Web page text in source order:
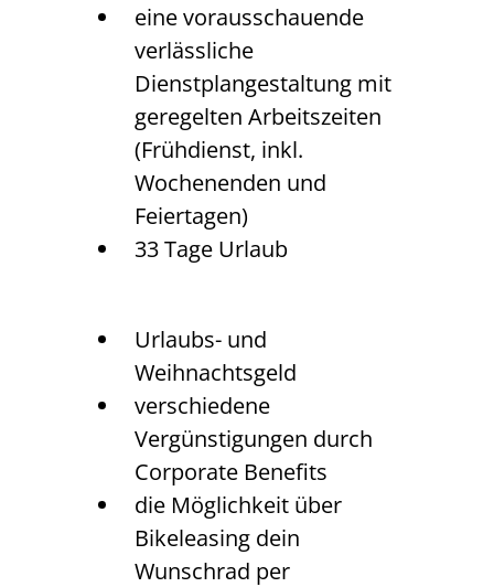
eine vorausschauende
verlässliche
Dienstplangestaltung mit
geregelten Arbeitszeiten
(Frühdienst, inkl.
Wochenenden und
Feiertagen)
33 Tage Urlaub
Urlaubs- und
Weihnachtsgeld
verschiedene
Vergünstigungen durch
Corporate Benefits
die Möglichkeit über
Bikeleasing dein
Wunschrad per